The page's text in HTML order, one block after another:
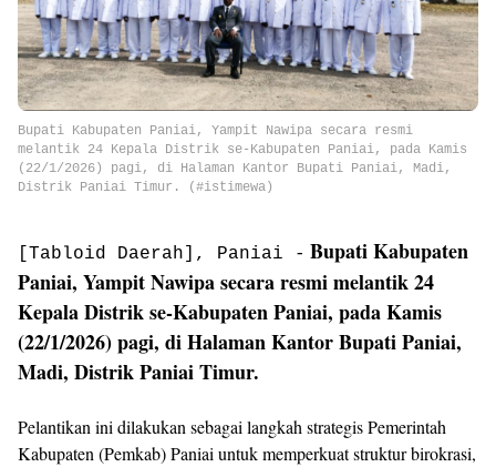
Bupati Kabupaten Paniai, Yampit Nawipa secara resmi
melantik 24 Kepala Distrik se-Kabupaten Paniai, pada Kamis
(22/1/2026) pagi, di Halaman Kantor Bupati Paniai, Madi,
Distrik Paniai Timur. (#istimewa)
[Tabloid Daerah], Paniai - Bupati Kabupaten
Paniai, Yampit Nawipa secara resmi melantik 24
Kepala Distrik se-Kabupaten Paniai, pada Kamis
(22/1/2026) pagi, di Halaman Kantor Bupati Paniai,
Madi, Distrik Paniai Timur.
‎Pelantikan ini dilakukan sebagai langkah strategis Pemerintah
Kabupaten (Pemkab) Paniai untuk memperkuat struktur birokrasi,